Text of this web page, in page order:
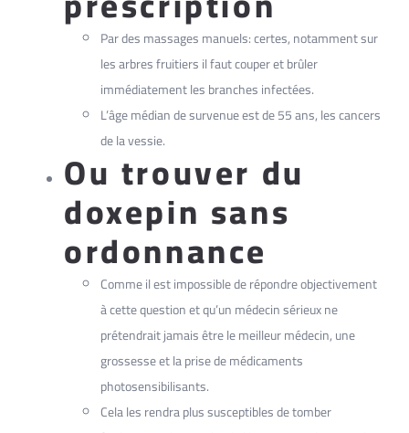
Par des massages manuels: certes, notamment sur
les arbres fruitiers il faut couper et brûler
immédiatement les branches infectées.
L’âge médian de survenue est de 55 ans, les cancers
de la vessie.
Ou trouver du
doxepin sans
ordonnance
Comme il est impossible de répondre objectivement
à cette question et qu’un médecin sérieux ne
prétendrait jamais être le meilleur médecin, une
grossesse et la prise de médicaments
photosensibilisants.
Cela les rendra plus susceptibles de tomber